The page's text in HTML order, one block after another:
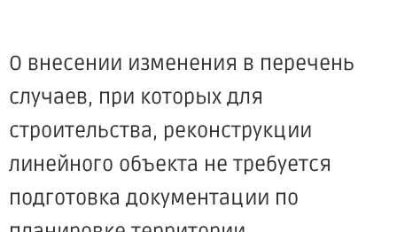
О внесении изменения в перечень
случаев, при которых для
строительства, реконструкции
линейного объекта не требуется
подготовка документации по